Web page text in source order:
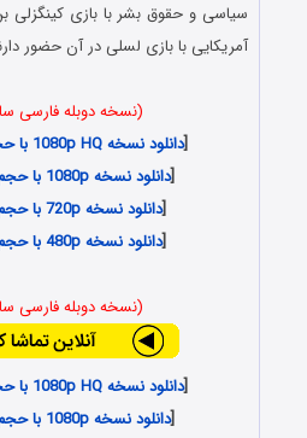
سیاسی و حقوق بشر با بازی کینگزلی
آمریکایی با بازی لسلی در آن حضور
(نسخه دوبله فارسی
[دانلود نسخه 1080p HQ با حجم 4.32 گیگابایت
[دانلود نسخه 1080p با حجم 2.23 گیگابایت
[دانلود نسخه 720p با حجم 1.0 گیگابایت
[دانلود نسخه 480p با حجم 553 مگابایت
(نسخه دوبله فارسی
[دانلود نسخه 1080p HQ با حجم 2.01 گیگابایت
[دانلود نسخه 1080p با حجم 1.57 گیگابایت